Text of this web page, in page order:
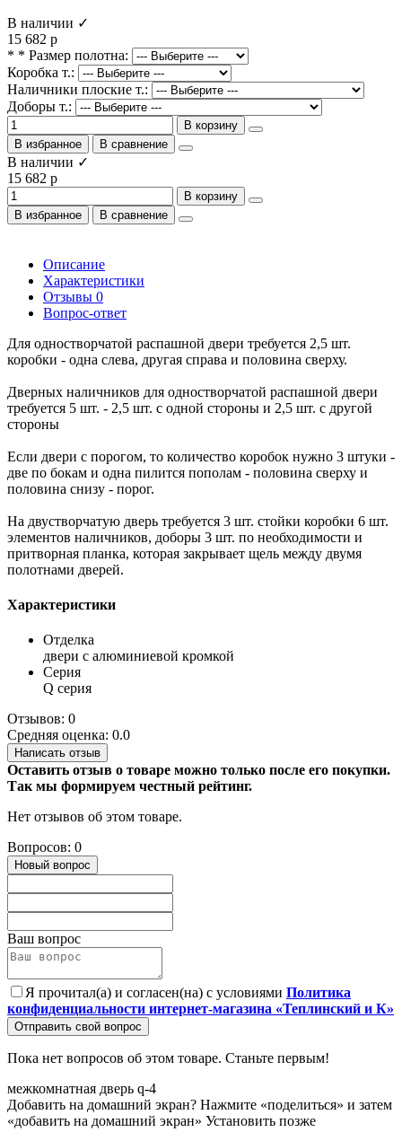
В наличии ✓
15 682 р
* * Размер полотна:
Коробка т.:
Наличники плоские т.:
Доборы т.:
В корзину
В избранное
В сравнение
В наличии ✓
15 682 р
В корзину
В избранное
В сравнение
Описание
Характеристики
Отзывы 0
Вопрос-ответ
Для одностворчатой распашной двери требуется 2,5 шт.
коробки - одна слева, другая справа и половина сверху.
Дверных наличников для одностворчатой распашной двери
требуется 5 шт. - 2,5 шт. с одной стороны и 2,5 шт. с другой
стороны
Если двери с порогом, то количество коробок нужно 3 штуки -
две по бокам и одна пилится пополам - половина сверху и
половина снизу - порог.
На двустворчатую дверь требуется 3 шт. стойки коробки 6 шт.
элементов наличников, доборы 3 шт. по необходимости и
притворная планка, которая закрывает щель между двумя
полотнами дверей.
Характеристики
Отделка
двери с алюминиевой кромкой
Серия
Q серия
Отзывов: 0
Средняя оценка: 0.0
Написать отзыв
Оставить отзыв о товаре можно только после его покупки.
Так мы формируем честный рейтинг.
Нет отзывов об этом товаре.
Вопросов: 0
Новый вопрос
Ваш вопрос
Я прочитал(а) и согласен(на) с условиями Политика
конфиденциальности интернет-магазина «Теплинский и К»
Отправить свой вопрос
Пока нет вопросов об этом товаре. Станьте первым!
межкомнатная дверь q-4
Добавить на домашний экран? Нажмите «поделиться» и затем
«добавить на домашний экран» Установить позже